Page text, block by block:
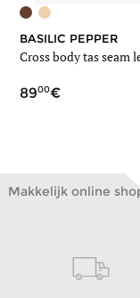
BASILIC PEPPER
Cross body tas seam
8900
Makkelijk online